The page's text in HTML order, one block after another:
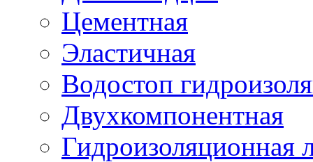
Цементная
Эластичная
Водостоп
Двухкомпонентная
Гидроизоляционная